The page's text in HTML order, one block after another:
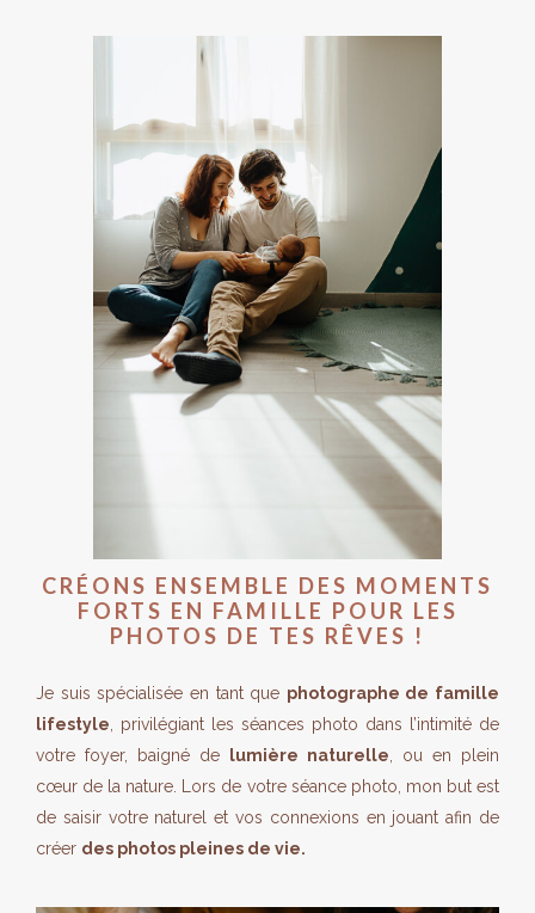
CRÉONS ENSEMBLE DES MOMENTS
FORTS EN FAMILLE POUR LES
PHOTOS DE TES RÊVES !
Je suis spécialisée en tant que photographe de famille
lifestyle , privilégiant les séances photo dans l’intimité de
votre foyer, baigné de
lumière naturelle , ou en plein
cœur de la nature. Lors de votre séance photo, mon but est
de saisir votre naturel et vos connexions en jouant afin de
créer des photos pleines de vie.